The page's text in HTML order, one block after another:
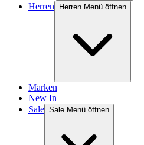
Herren Herren Menü öffnen
Marken
New In
Sale Sale Menü öffnen